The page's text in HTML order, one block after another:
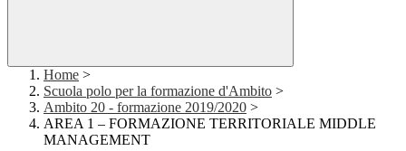
Home >
Scuola polo per la formazione d'Ambito >
Ambito 20 - formazione 2019/2020 >
AREA 1 – FORMAZIONE TERRITORIALE MIDDLE
MANAGEMENT